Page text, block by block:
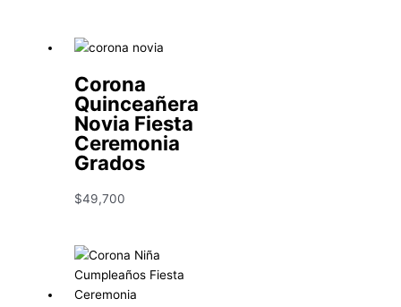
Corona
Quinceañera
Novia Fiesta
Ceremonia
Grados
$49,700